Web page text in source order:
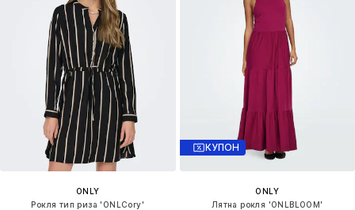
ONLY
Рокля тип риза 'ONLCory'
КУПОН
ONLY
Лятна рокля 'ONLBLOOM'